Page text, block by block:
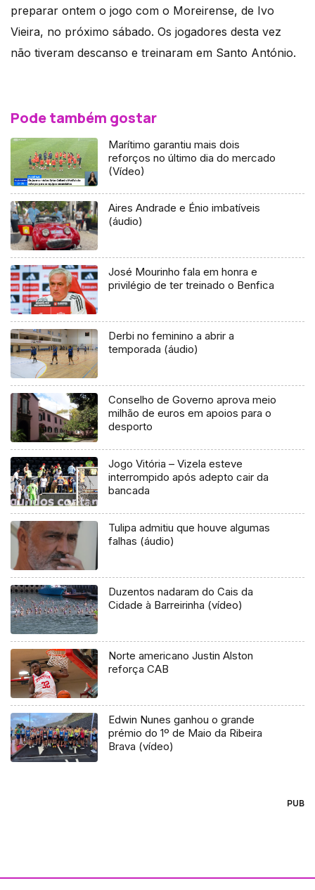
preparar ontem o jogo com o Moreirense, de Ivo
Vieira, no próximo sábado. Os jogadores desta vez
não tiveram descanso e treinaram em Santo António.
Pode também gostar
Marítimo garantiu mais dois
reforços no último dia do mercado
(Vídeo)
Aires Andrade e Énio imbatíveis
(áudio)
José Mourinho fala em honra e
privilégio de ter treinado o Benfica
Derbi no feminino a abrir a
temporada (áudio)
Conselho de Governo aprova meio
milhão de euros em apoios para o
desporto
Jogo Vitória – Vizela esteve
interrompido após adepto cair da
bancada
Tulipa admitiu que houve algumas
falhas (áudio)
Duzentos nadaram do Cais da
Cidade à Barreirinha (vídeo)
Norte americano Justin Alston
reforça CAB
Edwin Nunes ganhou o grande
prémio do 1º de Maio da Ribeira
Brava (vídeo)
PUB